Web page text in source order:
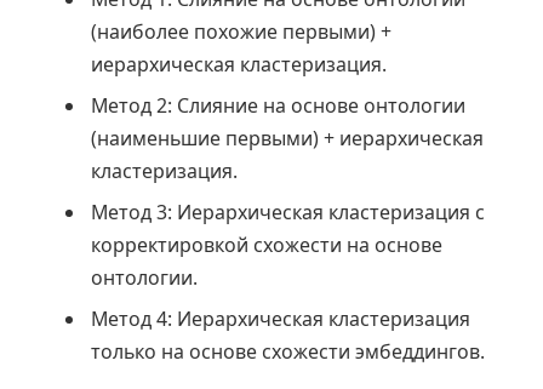
(наиболее похожие первыми) +
иерархическая кластеризация.
Метод 2: Слияние на основе онтологии
(наименьшие первыми) + иерархическая
кластеризация.
Метод 3: Иерархическая кластеризация с
корректировкой схожести на основе
онтологии.
Метод 4: Иерархическая кластеризация
только на основе схожести эмбеддингов.